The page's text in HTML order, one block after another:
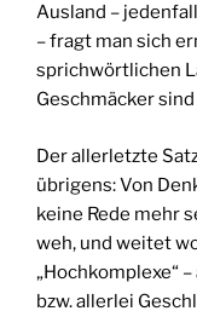
Ausland –
– fragt man sich
sprichwörtlichen
Geschmäcker
Der allerletzte
übrigens: Von
keine Rede mehr
weh, und weitet
„Hochkomplexe“
bzw. allerlei